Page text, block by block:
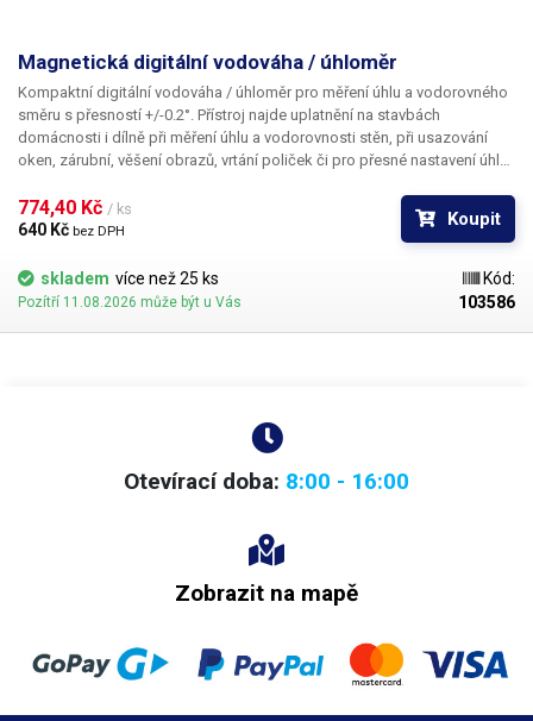
Magnetická digitální vodováha / úhloměr
Kompaktní digitální vodováha / úhloměr pro měření úhlu a vodorovného
směru s přesností +/-0.2°. Přístroj najde uplatnění na stavbách
domácnosti i dílně při měření úhlu a vodorovnosti stěn, při usazování
oken, zárubní, věšení obrazů, vrtání poliček či pro přesné nastavení úhlu
přehledný displej s podsvíceným, měřené hodnoty je možné zobrazit ve
stupních či procentech, nechybí funkce automatického vypnutí, funkce
chytrý displej umožňuje změnu orientace číslic při natočení o 90° nebo
270° nastavení rozsahu měření umožňuje snadno měřit úhel u válcovitých
odolná proti dešti či stříkající vodě.
774,40 Kč / ks
640 Kč bez DPH
Koupit
skladem více než 25 ks
Pozítří 11.08.2026 může být u Vás
Kód:
103586
Otevírací doba: 8:00 - 16:00
Zobrazit na mapě